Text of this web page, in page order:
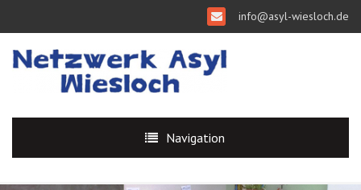
info@asyl-wiesloch.de
Navigation